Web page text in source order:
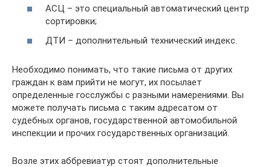
АСЦ – это специальный автоматический центр
сортировки;
ДТИ – дополнительный технический индекс.
Необходимо понимать, что такие письма от других
граждан к вам прийти не могут, их посылает
определенные госслужбы с разными намерениями. Вы
можете получать письма с таким адресатом от
судебных органов, государственной автомобильной
инспекции и прочих государственных организаций.
Возле этих аббревиатур стоят дополнительные